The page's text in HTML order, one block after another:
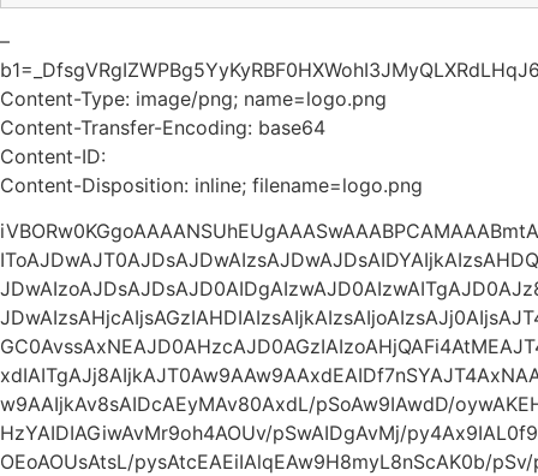
–
Content-Type: image/png; name=logo.png
Content-Transfer-Encoding: base64
Content-ID:
Content-Disposition: inline; filename=logo.png
w9AAIjkAv8sAIDcAEyMAv80AxdL/pSoAw9IAwdD/
HzYAIDIAGiwAvMr9oh4AOUv/pSwAIDgAvMj/
OEoAOUsAtsL/pysAtcEAEiIAlqEAw9H8myL8nScAK0b/